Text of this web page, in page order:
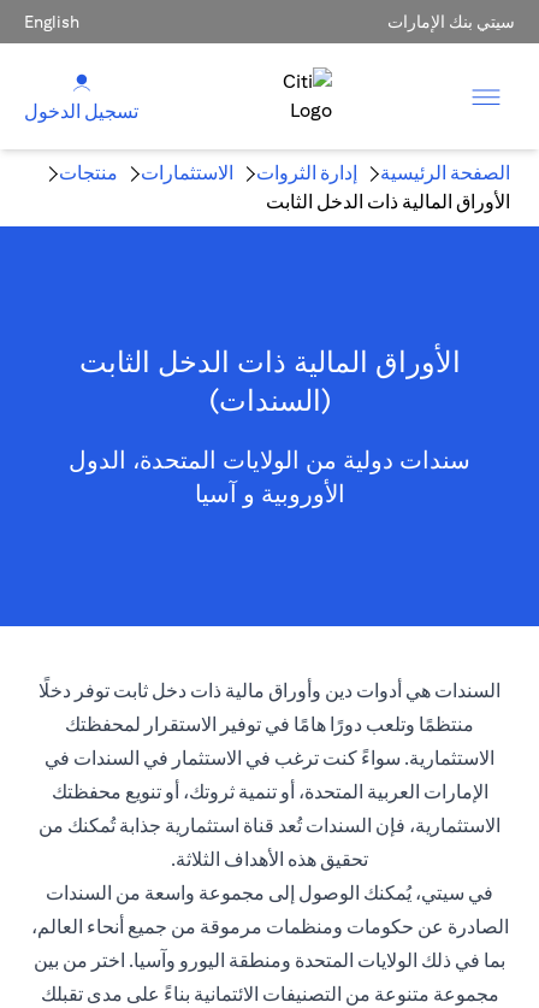
سيتي بنك الإمارات English
تسجيل الدخول
الصفحة الرئيسية إدارة الثروات الاستثمارات
منتجات
الأوراق المالية ذات الدخل الثابت
الأوراق المالية ذات الدخل الثابت
(السندات)
سندات دولية من الولايات المتحدة، الدول
الأوروبية و آسيا
السندات هي أدوات دين وأوراق مالية ذات دخل ثابت توفر دخلًا
منتظمًا وتلعب دورًا هامًا في توفير الاستقرار لمحفظتك
الاستثمارية. سواءً كنت ترغب في الاستثمار في السندات في
الإمارات العربية المتحدة، أو تنمية ثروتك، أو تنويع محفظتك
الاستثمارية، فإن السندات تُعد قناة استثمارية جذابة تُمكنك من
تحقيق هذه الأهداف الثلاثة.
في سيتي، يُمكنك الوصول إلى مجموعة واسعة من السندات
الصادرة عن حكومات ومنظمات مرموقة من جميع أنحاء العالم،
بما في ذلك الولايات المتحدة ومنطقة اليورو وآسيا. اختر من بين
مجموعة متنوعة من التصنيفات الائتمانية بناءً على مدى تقبلك